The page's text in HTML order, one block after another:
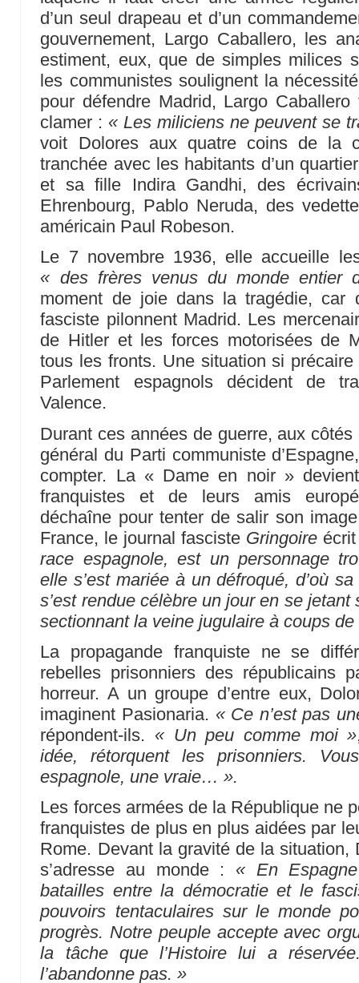
d’un seul drapeau et d’un
gouvernement, Largo Caballero, les
estiment, eux, que de simples milices
les communistes soulignent la
pour défendre Madrid, Largo Caballero
clamer : « Les miliciens ne peuvent se
voit Dolores aux quatre coins de la
tranchée avec les habitants d’un
et sa fille Indira Gandhi, des
Ehrenbourg, Pablo Neruda, des
américain Paul Robeson.
Le 7 novembre 1936, elle accueille
« des frères venus du monde entier
moment de joie dans la tragédie, car
fasciste pilonnent Madrid. Les
de Hitler et les forces motorisées de
tous les fronts. Une situation si
Parlement espagnols décident de
Valence.
Durant ces années de guerre, aux
général du Parti communiste
compter. La « Dame en noir »
franquistes et de leurs amis
déchaîne pour tenter de salir son
France, le journal fasciste Gringoire
race espagnole, est un personnage
elle s’est mariée à un défroqué, d’où
s’est rendue célèbre un jour en se
sectionnant la veine jugulaire à coups
La propagande franquiste ne se
rebelles prisonniers des républicains
horreur. A un groupe d’entre eux,
imaginent Pasionaria. « Ce n’est pas
répondent-ils. « Un peu comme moi »
idée, rétorquent les prisonniers.
espagnole, une vraie… ».
Les forces armées de la République ne
franquistes de plus en plus aidées par
Rome. Devant la gravité de la situation,
s’adresse au monde : « En
batailles entre la démocratie et le
pouvoirs tentaculaires sur le monde
progrès. Notre peuple accepte avec
la tâche que l’Histoire lui a
l’abandonne pas. »